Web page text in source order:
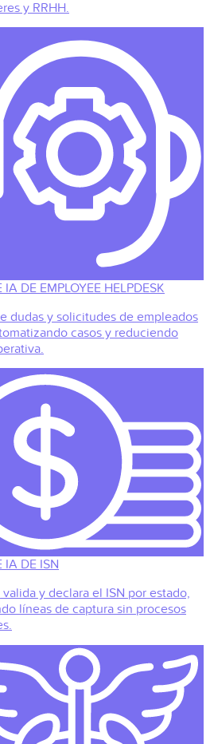
y RRHH.
IA DE EMPLOYEE HELPDESK
dudas y solicitudes de empleados
casos y reduciendo
IA DE ISN
y declara el ISN por estado,
líneas de captura sin procesos